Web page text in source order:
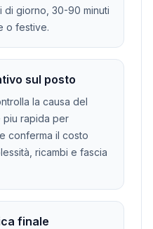
di giorno, 30-90 minuti
o festive.
sul posto
la causa del
piu rapida per
conferma il costo
ricambi e fascia
finale